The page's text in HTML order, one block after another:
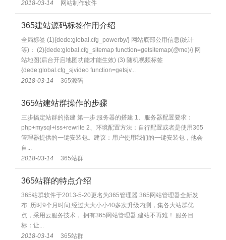
2018-03-14
网站制作软件
365建站源码标签作用介绍
全局标签 (1){dede:global.cfg_powerby/} 网站底部公用信息(统计
等)： (2){dede:global.cfg_sitemap function=getsitemap(@me)/} 网
站地图(后台开启地图功能才能生效) (3) 随机视频标签
{dede:global.cfg_sjvideo function=getsjv...
2018-03-14
365源码
365站建站群操作的步骤
三步搞定站群的搭建 第一步:服务器的搭建 1、服务器配置要求：
php+mysql+iss+rewrite 2、环境配置方法：自行配置或者是使用365
管理器提供的一键安装包。建议：用户使用我们的一键安装包，他会
自...
2018-03-14
365站群
365站群的特点介绍
365站群软件于2013-5-20更名为365管理器 365网站管理器全新发
布: 历时9个月时间,经过大大小小40多次升级内测，集各大站群优
点，采用云服务技术， 拥有365网站管理器,建站不再难！ 服务目
标：让...
2018-03-14
365站群